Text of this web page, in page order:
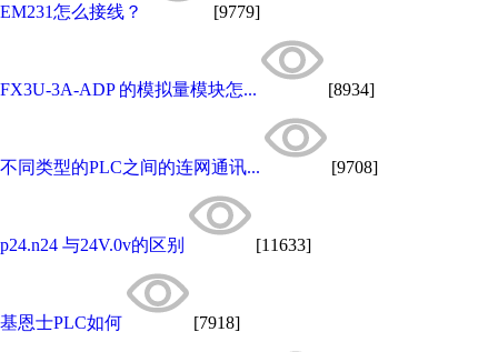
EM231怎么接线？ [9779]
FX3U-3A-ADP 的模拟量模块怎... [8934]
不同类型的PLC之间的连网通讯... [9708]
p24.n24 与24V.0v的区别 [11633]
基恩士PLC如何 [7918]